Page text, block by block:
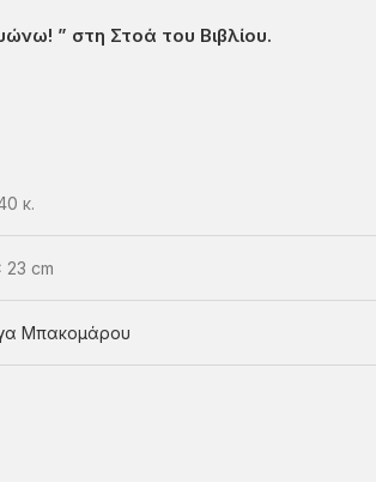
” στη Στοά του Βιβλίου.
κ.
23 cm
Μπακομάρου